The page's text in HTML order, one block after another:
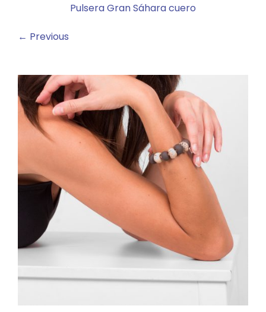
Pulsera Gran Sáhara cuero
← Previous